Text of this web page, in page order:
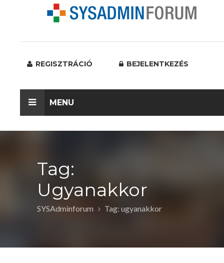
REGISZTRÁCIÓ BEJELENTKEZÉS
MENU
Tag:
Ugyanakkor
SYSAdminforum Tag: ugyanakkor